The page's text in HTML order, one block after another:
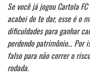
Se você já jogou Cartola
acabei de te dar, esse é o
dificuldades para ganhar
perdendo patrimônio… Por
falso para não correr o
rodada.